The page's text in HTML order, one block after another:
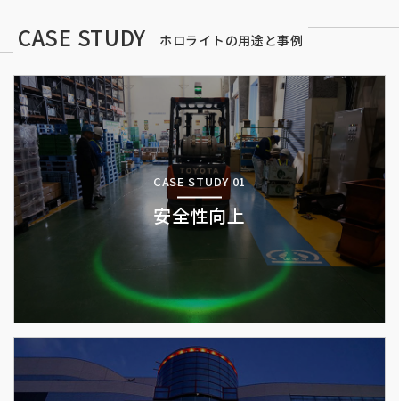
CASE STUDY ホロライトの用途と事例
CASE STUDY 01
安全性向上